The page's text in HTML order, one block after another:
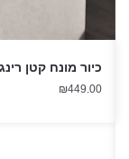
כיור מונח קטן
₪449.00